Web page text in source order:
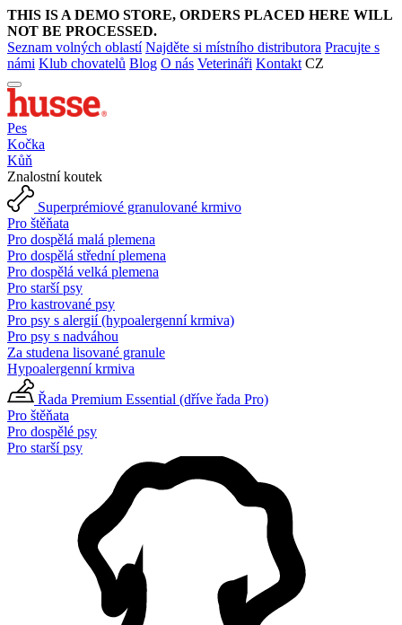
THIS IS A DEMO STORE, ORDERS PLACED HERE WILL
NOT BE PROCESSED.
Seznam volných oblastí Najděte si místního distributora Pracujte s
námi Klub chovatelů Blog O nás Veterináři Kontakt CZ
Pes
Kočka
Kůň
Znalostní koutek
Superprémiové granulované krmivo
Pro štěňata
Pro dospělá malá plemena
Pro dospělá střední plemena
Pro dospělá velká plemena
Pro starší psy
Pro kastrované psy
Pro psy s alergií (hypoalergenní krmiva)
Pro psy s nadváhou
Za studena lisované granule
Hypoalergenní krmiva
Řada Premium Essential (dříve řada Pro)
Pro štěňata
Pro dospělé psy
Pro starší psy